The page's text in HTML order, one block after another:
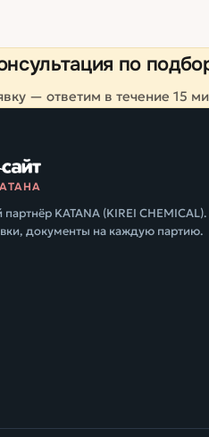
по
— ответим в течение 15
KATANA (KIREI CHEMICAL).
документы на каждую партию.